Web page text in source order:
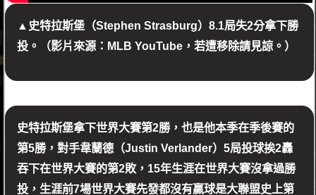
▲史特拉斯堡（Stephen Strasburg）8.1局失2分拿下勝
投。（影片來源：MLB YouTube，若遭移除請見諒。）
史特拉斯堡拿下世界大賽第2勝，也是他本季在季後賽的
第5勝，對手韋蘭德（Justin Verlander）5局投球挨2轟
吞下在世界大賽的第2敗，15年生涯在世界大賽沒拿過勝
投，生涯前7場世界大賽先發都沒有贏球是大聯盟史上第